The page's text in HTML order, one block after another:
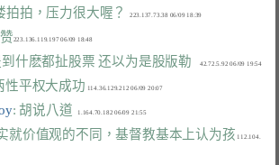
拍拍，压力很大喔？
223.136.119.197 06/09 18:48
到什麽都扯股票 还以为是股版勒
     42.72.5.92 06/09 19:54
性平权大成功 114.36.129.212 06/09 20:07
: 胡说八道
   1.164.70.182 06/09 21:55
就价值观的不同，基督教基本上认为孩 112.104.